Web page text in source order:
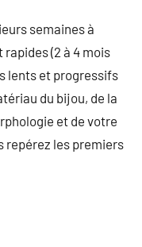
semaines à
(2 à 4 mois
lents et progressifs
du bijou, de la
et de votre
repérez les premiers